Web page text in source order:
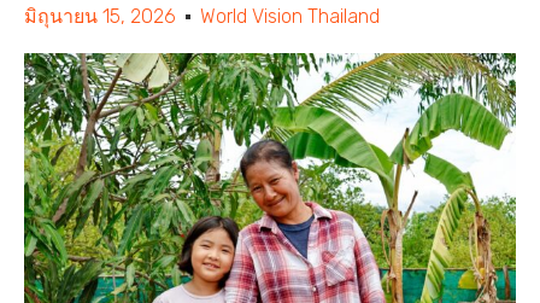
มิถุนายน 15, 2026 World Vision Thailand